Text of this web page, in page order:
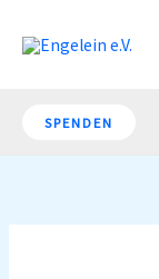
Inhalt
SPENDEN